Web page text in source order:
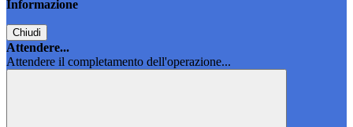
Informazione
Chiudi
Attendere...
Attendere il completamento dell'operazione...